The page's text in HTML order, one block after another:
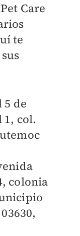
Care
te
5 de
1, col.
colonia